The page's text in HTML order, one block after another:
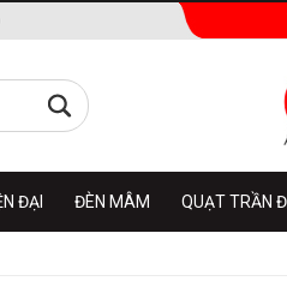
ĐẠI ĐÈN MÂM QUẠT TRẦN